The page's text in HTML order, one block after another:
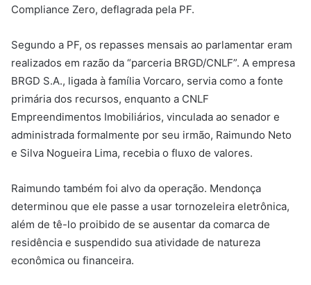
Compliance Zero, deflagrada pela PF.
Segundo a PF, os repasses mensais ao parlamentar eram
realizados em razão da “parceria BRGD/CNLF”. A empresa
BRGD S.A., ligada à família Vorcaro, servia como a fonte
primária dos recursos, enquanto a CNLF
Empreendimentos Imobiliários, vinculada ao senador e
administrada formalmente por seu irmão, Raimundo Neto
e Silva Nogueira Lima, recebia o fluxo de valores.
Raimundo também foi alvo da operação. Mendonça
determinou que ele passe a usar tornozeleira eletrônica,
além de tê-lo proibido de se ausentar da comarca de
residência e suspendido sua atividade de natureza
econômica ou financeira.